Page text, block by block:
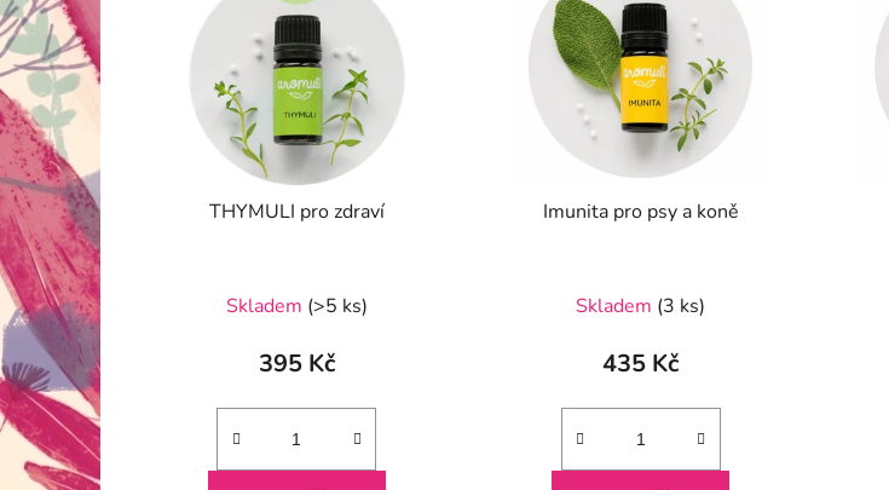
THYMULI pro zdraví
hodnocení
produktu
5,0
z
Skladem (>5 ks)
395 Kč
Imunita pro psy a koně
Skladem (3 ks)
435 Kč